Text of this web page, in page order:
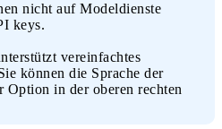
nicht auf Modeldienste
keys.
vereinfachtes
können die Sprache der
Option in der oberen rechten